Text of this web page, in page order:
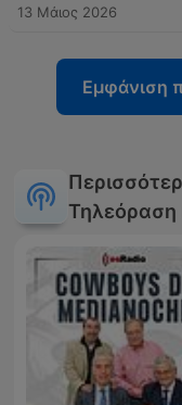
13 Μάιος 2026
Εμφάνιση
Τηλεόραση